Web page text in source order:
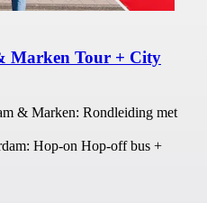
Marken Tour + City
& Marken: Rondleiding met
Hop-on Hop-off bus +